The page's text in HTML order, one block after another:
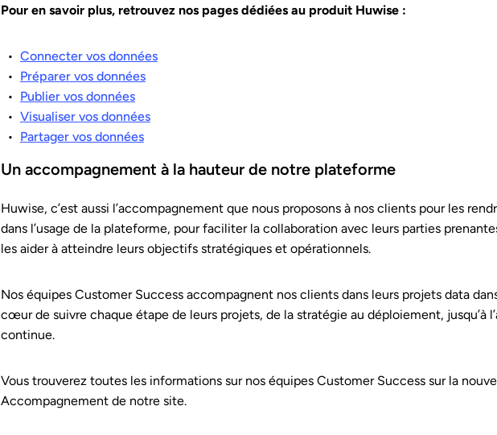
Pour en savoir plus, retrouvez nos pages dédiées au produit Huwise :
Connecter vos données
Préparer vos données
Publier vos données
Visualiser vos données
Partager vos données
Un accompagnement à la hauteur de notre plateforme
Huwise, c’est aussi l’accompagnement que nous proposons à nos clients pour les
dans l’usage de la plateforme, pour faciliter la collaboration avec leurs parties
les aider à atteindre leurs objectifs stratégiques et opérationnels.
Nos équipes Customer Success accompagnent nos clients dans leurs projets data
cœur de suivre chaque étape de leurs projets, de la stratégie au déploiement, jusqu’à
continue.
Vous trouverez toutes les informations sur nos équipes Customer Success sur la
Accompagnement de notre site.